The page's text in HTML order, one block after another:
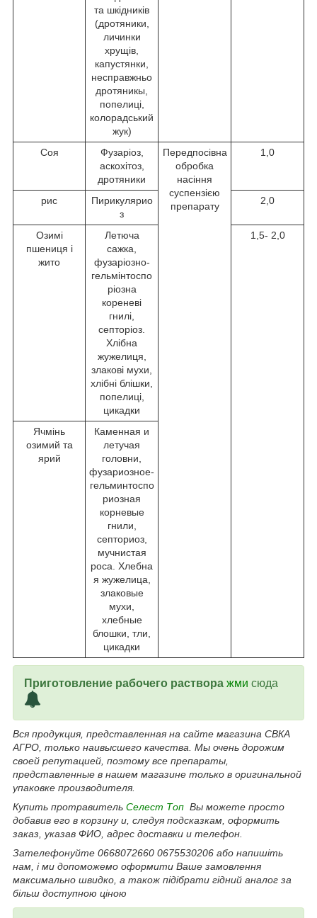
та шкідників
(дротяники,
личинки
хрущів,
капустянки,
несправжньо
дротяникы,
попелиці,
колорадський
жук)
Соя
Фузаріоз,
аскохітоз,
дротяники
Передпосівна
обробка
насіння
суспензією
препарату
1,0
рис
Пирикулярио
з
2,0
Озимі
пшениця і
жито
Летюча
сажка,
фузаріозно-
гельмінтоспо
ріозна
кореневі
гнилі,
септоріоз.
Хлібна
жужелиця,
злакові мухи,
хлібні блішки,
попелиці,
цикадки
1,5- 2,0
Ячмінь
озимий та
ярий
Каменная и
летучая
головни,
фузариозное-
гельминтоспо
риозная
корневые
гнили,
септориоз,
мучнистая
роса. Хлебна
я жужелица,
злаковые
мухи,
хлебные
блошки, тли,
цикадки
Приготовление рабочего раствора жми сюда
Вся продукция, представленная на сайте магазина СВКА
АГРО, только наивысшего качества. Мы очень дорожим
своей репутацией, поэтому все препараты,
представленные в нашем магазине только в оригинальной
упаковке производителя.
Купить протравитель Селест Топ Вы можете просто
добавив его в корзину и, следуя подсказкам, оформить
заказ, указав ФИО, адрес доставки и телефон.
Зателефонуйте 0668072660 0675530206 або напишіть
нам, і ми допоможемо оформити Ваше замовлення
максимально швидко, а також підібрати гідний аналог за
більш доступною ціною